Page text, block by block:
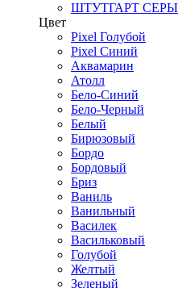
ШТУТГАРТ
Цвет
Pixel Голубой
Pixel Синий
Аквамарин
Атолл
Бело-Синий
Бело-Черный
Белый
Бирюзовый
Бордо
Бордовый
Бриз
Ваниль
Ванильный
Василек
Васильковый
Голубой
Желтый
Зеленый